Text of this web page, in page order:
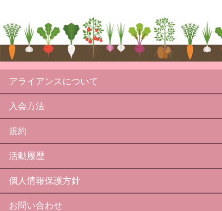
アライアンスについて
入会方法
規約
活動履歴
個人情報保護方針
お問い合わせ